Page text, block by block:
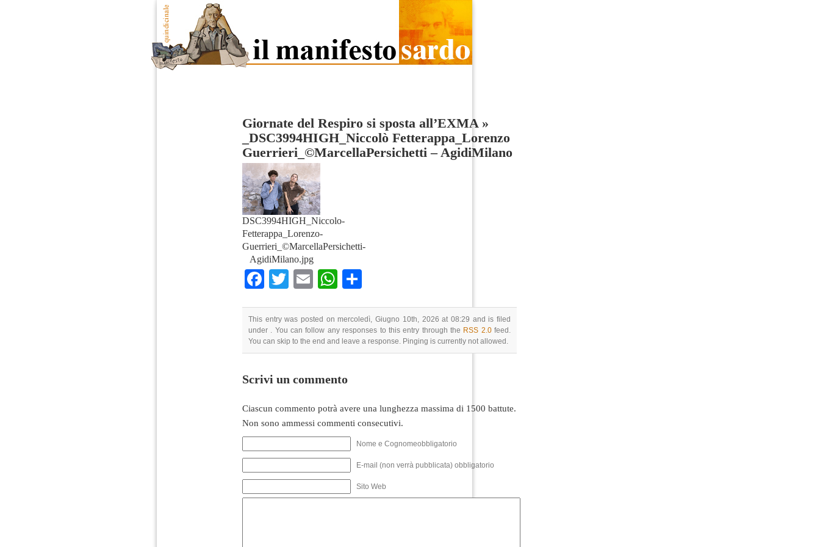
Giornate del Respiro si sposta all’EXMA»
_DSC3994HIGH_Niccolò Fetterappa_Lorenzo
Guerrieri_©MarcellaPersichetti – AgidiMilano
DSC3994HIGH_Niccolo-
Fetterappa_Lorenzo-
Guerrieri_©MarcellaPersichetti-
AgidiMilano.jpg
Facebook
TwitterEmailWhatsApp
This entry was posted on mercoledì, Giugno 10th, 2026 at 08:29 and is filed
under . You can follow any responses to this entry through the RSS 2.0feed.
You can skip to the end and leave a response. Pinging is currently not allowed.
Scrivi un commento
Ciascun commento potrà avere una lunghezza massima di 1500 battute.
Non sono ammessi commenti consecutivi.
Nome e Cognomeobbligatorio
E-mail (non verrà pubblicata) obbligatorio
Sito Web